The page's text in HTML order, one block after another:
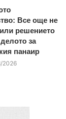
Все още не
решението
за
панаир
2026